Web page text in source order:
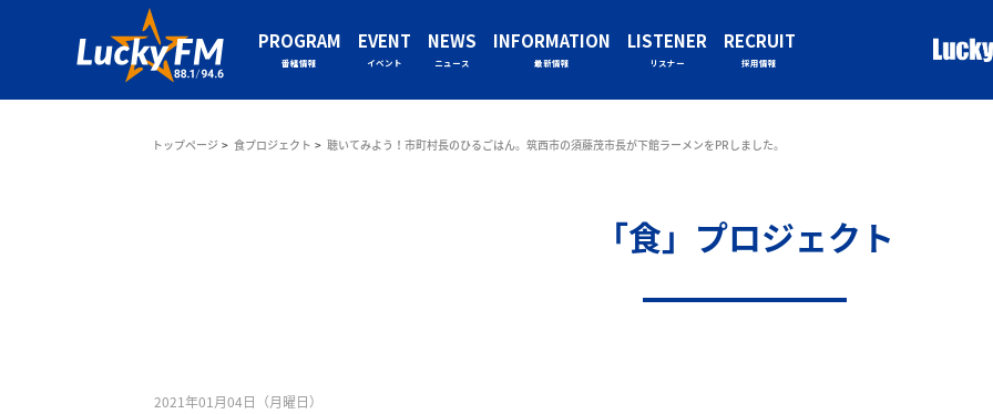
PROGRAM
番組情報
EVENT
イベント
NEWS
ニュース
INFORMATION
最新情報
LISTENER
リスナー
RECRUIT
採用情報
トップページ 食プロジェクト 聴いてみよう！市町村長のひるごはん。筑西市の須藤茂市長が下館ラーメンをPRしました。
「食」プロジェクト
2021年01月04日（月曜日）